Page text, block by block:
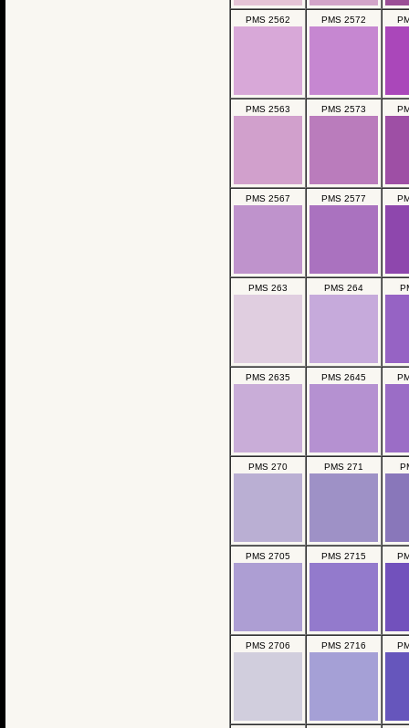
PMS 2562 PMS 2572
PMS 2563 PMS 2573
PMS 2567 PMS 2577
PMS 263 PMS 264
PMS 2635 PMS 2645
PMS 270 PMS 271
PMS 2705 PMS 2715
PMS 2706 PMS 2716